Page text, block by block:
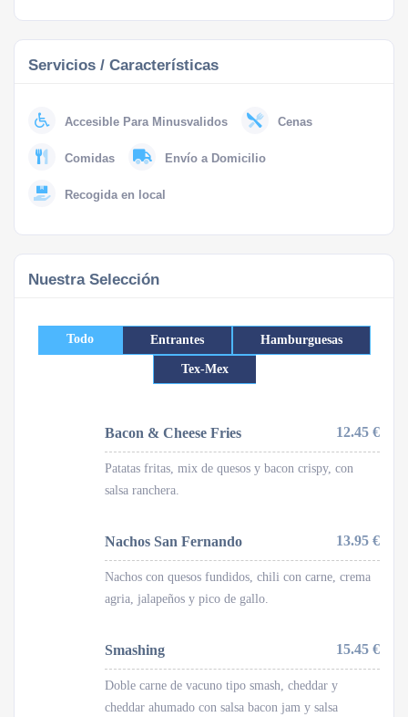
Servicios / Características
Accesible Para Minusvalidos Cenas
Comidas Envío a Domicilio
Recogida en local
Nuestra Selección
Todo Entrantes Hamburguesas
Tex-Mex
Bacon & Cheese Fries 12.45 €
Patatas fritas, mix de quesos y bacon crispy, con
salsa ranchera.
Nachos San Fernando 13.95 €
Nachos con quesos fundidos, chili con carne, crema
agria, jalapeños y pico de gallo.
Smashing 15.45 €
Doble carne de vacuno tipo smash, cheddar y
cheddar ahumado con salsa bacon jam y salsa